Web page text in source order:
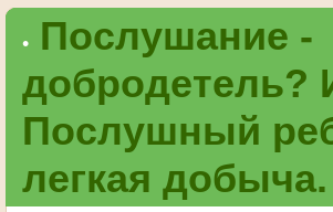
• Послушание -
добродетель?
Послушный
легкая добыча.